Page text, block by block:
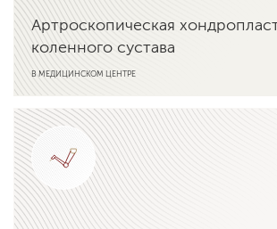
Артроскопическая
коленного сустава
В МЕДИЦИНСКОМ ЦЕНТРЕ
Подробнее об услуге